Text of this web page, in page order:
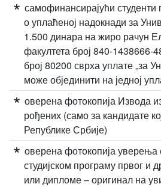
самофинансирајући
о уплаћеној надокнади за
1.500 динара на жиро рачун
факултета број 840-1438666-
број 80200 сврха уплате „за
може објединити на једној
оверена фотокопија Извода
рођених (само за кандидате
Републике Србије)
оверена фотокопија
студијском програму првог и
или дипломе – оригинал на